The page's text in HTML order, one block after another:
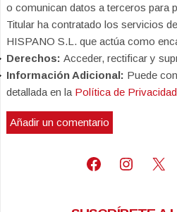
o comunican datos a terceros para
Titular ha contratado los servicios
HISPANO S.L. que actúa como
Derechos: Acceder, rectificar y
Información Adicional: Puede
detallada en la Política de Privacidad
Facebook
X